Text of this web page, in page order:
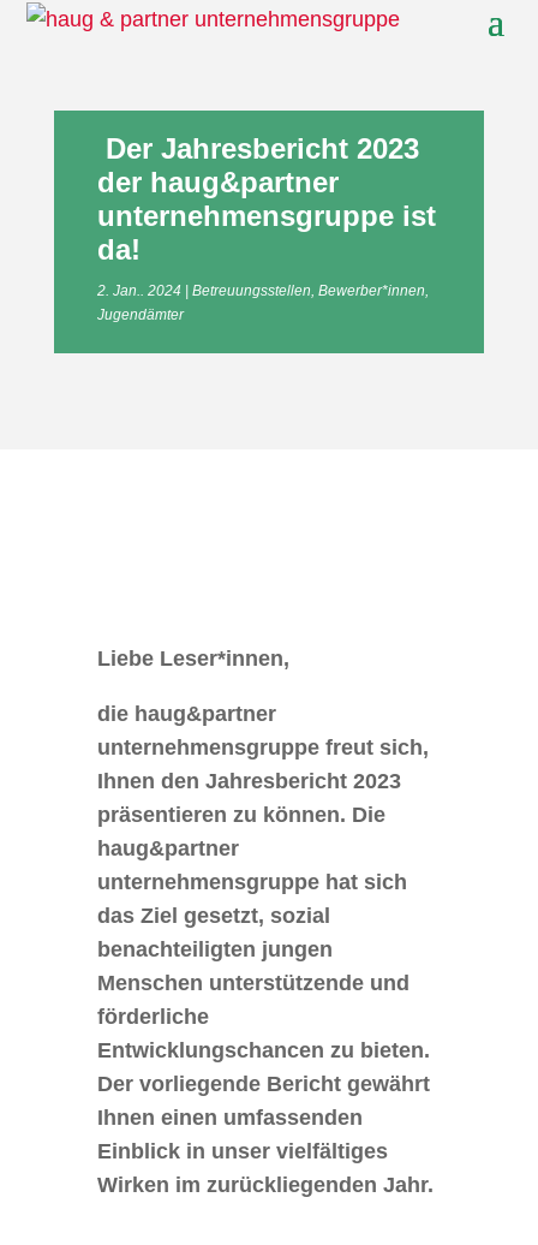
Der Jahresbericht 2023
der haug&partner
unternehmensgruppe ist
da!
2. Jan.. 2024 Betreuungsstellen, Bewerber*innen,
Jugendämter
Liebe Leser*innen,
die haug&partner
unternehmensgruppe freut sich,
Ihnen den Jahresbericht 2023
präsentieren zu können. Die
haug&partner
unternehmensgruppe hat sich
das Ziel gesetzt, sozial
benachteiligten jungen
Menschen unterstützende und
förderliche
Entwicklungschancen zu bieten.
Der vorliegende Bericht gewährt
Ihnen einen umfassenden
Einblick in unser vielfältiges
Wirken im zurückliegenden Jahr.